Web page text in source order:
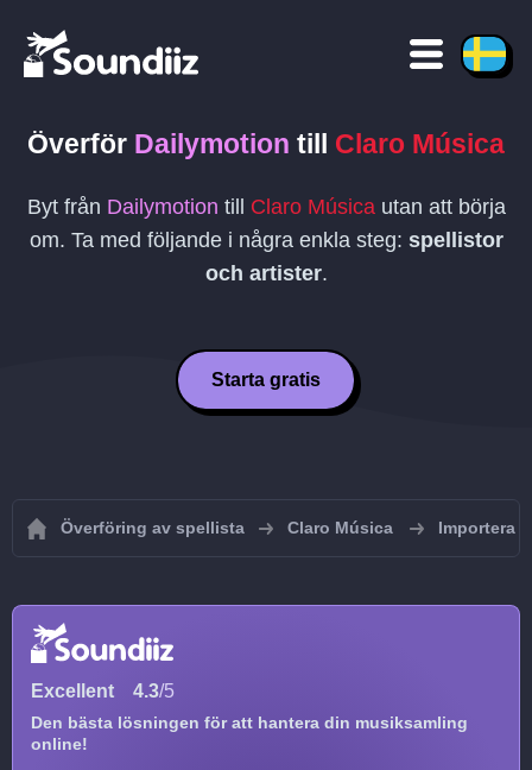
Överför Dailymotion till Claro Música
Byt från Dailymotion till Claro Músicautan att börja
om. Ta med följande i några enkla steg: spellistor
och artister.
Starta gratis
Överföring av spellista Claro Música Importera
Excellent 4.3/5
Den bästa lösningen för att hantera din musiksamling
online!